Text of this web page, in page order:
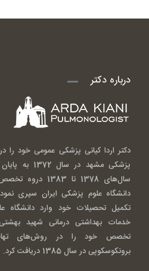
درباره دکتر
دکتر اردا کیانی پزشکی عمومی خود را
پزشکی مشهد در
سال‌های 1378 تا
دانشگاه علوم پزشکی ایران سپری
تکمیل تحصیلات خود وارد دانشگاه
خدمات بهداشتی درمانی شهید
تخصص خود را در روش‌های
برونکوسکوپی در سال 1385 دریافت کرد.